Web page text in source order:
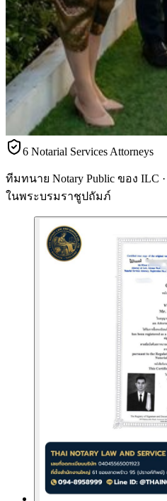
6 Notarial Services Attorneys
ทีมทนาย Notary Public ของ ILC
ในพระบรมราชูปถัมภ์